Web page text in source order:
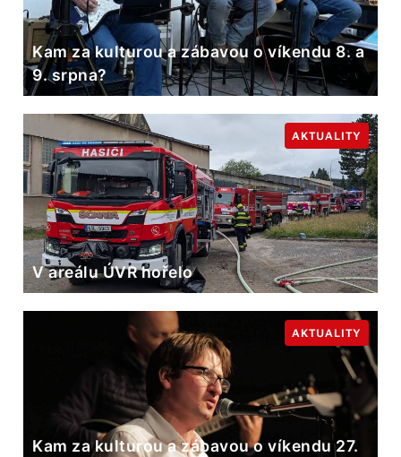
Kam za kulturou a zábavou o víkendu 8. a
9. srpna?
V areálu ÚVR hořelo
AKTUALITY
Kam za kulturou a zábavou o víkendu 27.
AKTUALITY